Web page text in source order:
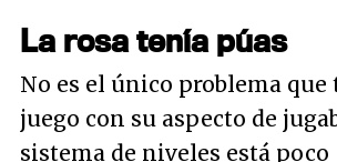
La rosa tenía púas
No es el único problema que
juego con su aspecto de
sistema de niveles está poco